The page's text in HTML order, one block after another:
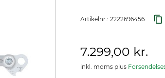
Artikelnr.: 2222696456
7.299,00 kr.
inkl. moms plus